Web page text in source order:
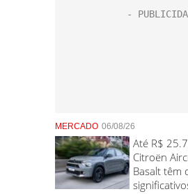
MERCADO 06/08/26
Até R$
Citroën
Basalt têm